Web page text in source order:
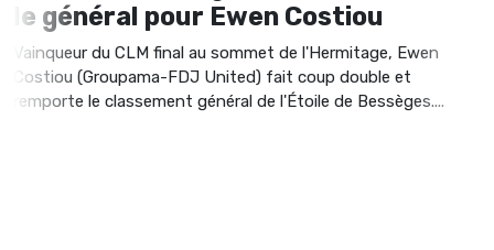
le général pour Ewen Costiou
Vainqueur du CLM final au sommet de l'Hermitage, Ewen
Costiou (Groupama-FDJ United) fait coup double et
remporte le classement général de l'Étoile de Bessèges....